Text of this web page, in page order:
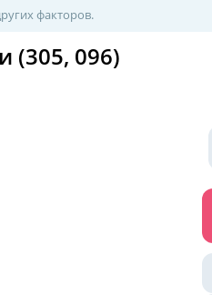
факторов.
(305, 096)